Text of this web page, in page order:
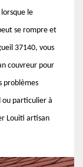
le
se rompre et
37140, vous
couvreur pour
problèmes
ou particulier à
Louiti artisan